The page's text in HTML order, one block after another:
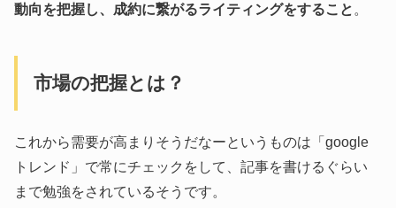
動向を把握し、成約に繋がるライティングをすること 。
市場の把握とは？
これから需要が高まりそうだなーというものは「google
トレンド」で常にチェックをして、記事を書けるぐらい
まで勉強をされているそうです。